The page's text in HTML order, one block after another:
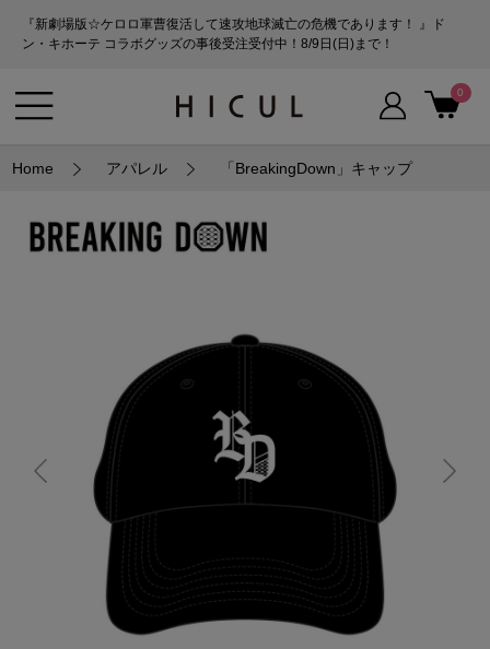
『新劇場版☆ケロロ軍曹復活して速攻地球滅亡の危機であります！ 』ド
ン・キホーテ コラボグッズの事後受注受付中！8/9日(日)まで！
0
Home アパレル 「BreakingDown」キャップ